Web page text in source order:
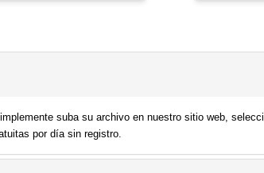
suba su archivo en nuestro sitio web,
por día sin registro.